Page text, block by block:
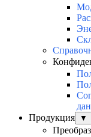
Продукция
▼